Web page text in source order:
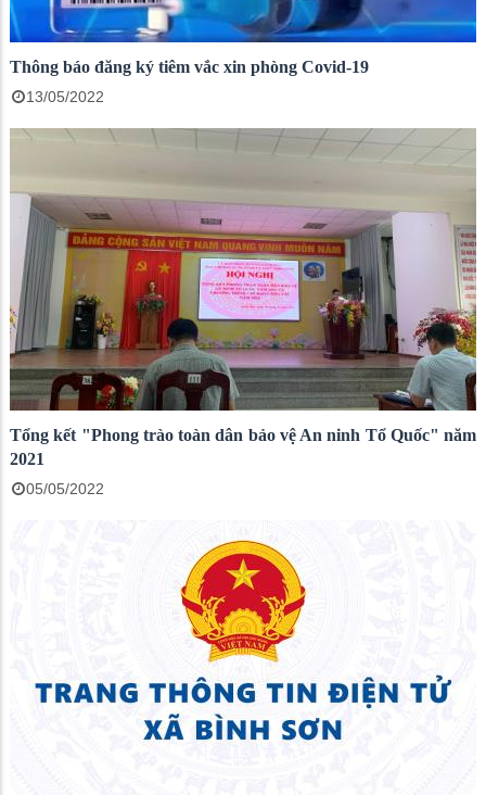
Thông báo đăng ký tiêm vắc xin phòng Covid-19
13/05/2022
Tổng kết "Phong trào toàn dân bảo vệ An ninh Tổ Quốc" năm
2021
05/05/2022